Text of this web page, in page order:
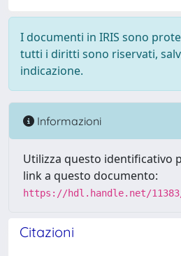
I documenti in IRIS sono
tutti i diritti sono riservati,
indicazione.
Informazioni
Utilizza questo identificativo
link a questo documento:
https://hdl.handle.net/11383/
Citazioni